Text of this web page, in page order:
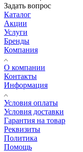
Задать вопрос
Каталог
Акции
Услуги
Бренды
Компания
О компании
Контакты
Информация
Условия оплаты
Условия доставки
Гарантия на товар
Реквизиты
Политика
Помощь